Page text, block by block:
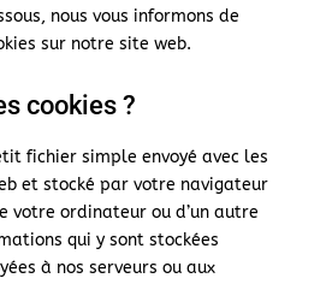
nous vous informons de
sur notre site web.
cookies ?
fichier simple envoyé avec les
et stocké par votre navigateur
votre ordinateur ou d’un autre
qui y sont stockées
à nos serveurs ou aux